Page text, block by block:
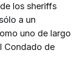
los sheriffs
a un
uno de largo
Condado de